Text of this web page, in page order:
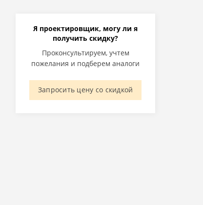
Я проектировщик, могу ли я
получить скидку?
Проконсультируем, учтем
пожелания и подберем аналоги
Запросить цену со скидкой